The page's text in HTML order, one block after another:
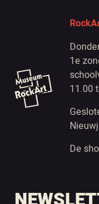
1e
11.00
De